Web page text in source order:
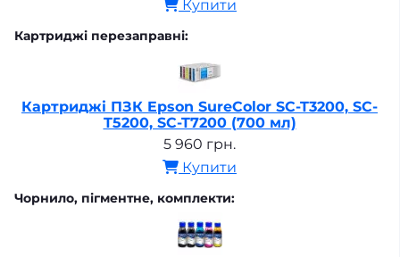
Купити
Картриджі перезаправні:
Картриджі ПЗК Epson SureColor SC-T3200, SC-
T5200, SC-T7200 (700 мл)
5 960 грн.
Купити
Чорнило, пігментне, комплекти: